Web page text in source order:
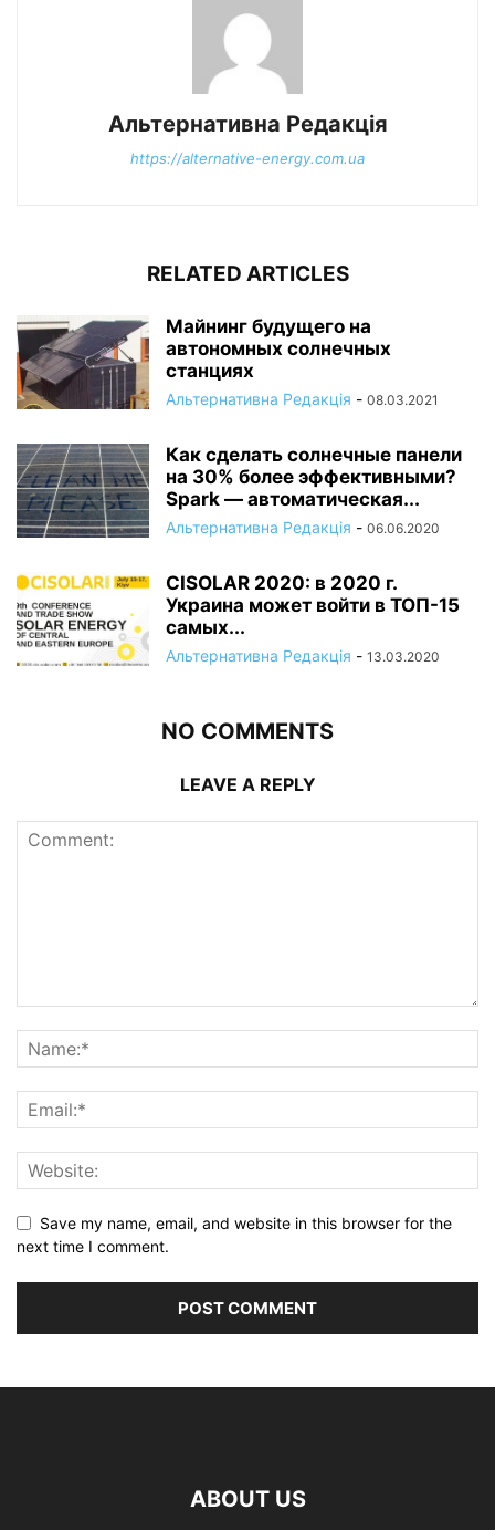
Альтернативна Редакція
https://alternative-energy.com.ua
RELATED ARTICLES
Майнинг будущего на
автономных солнечных
станциях
Альтернативна Редакція - 08.03.2021
Как сделать солнечные панели
на 30% более эффективными?
Spark — автоматическая...
Альтернативна Редакція - 06.06.2020
CISOLAR 2020: в 2020 г.
Украина может войти в ТОП-15
самых...
Альтернативна Редакція - 13.03.2020
NO COMMENTS
LEAVE A REPLY
Save my name, email, and website in this browser for the
next time I comment.
ABOUT US